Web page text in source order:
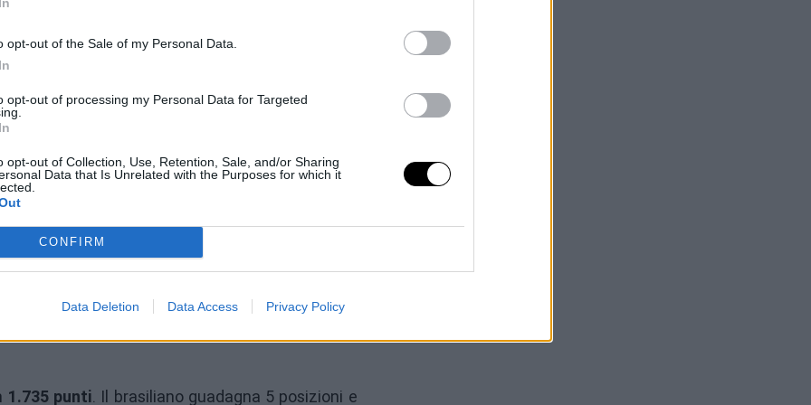
opt-out of the Sale of my Personal Data.
opt-out of processing my Personal Data for Targeted
opt-out of Collection, Use, Retention, Sale, and/or Sharing
Data that Is Unrelated with the Purposes for which it
CONFIRM
Data Deletion Data Access Privacy Policy
10 posizioni e aggiunge
nella top 15. È uno dei grandi movimenti della
dal ceco come prossimo nuovo vincitore di
+750 puntigrazie alle sue semifinali a Parigi.
classifica.
finale e che hanno tratto grande beneficio da
punti, dopo essere salito di 6 posizioni e aver
ha rappresentato un enorme passo in
è anche al 12º posto nella Race, a soli 111
1.735 punti. Il brasiliano guadagna 5 posizioni e